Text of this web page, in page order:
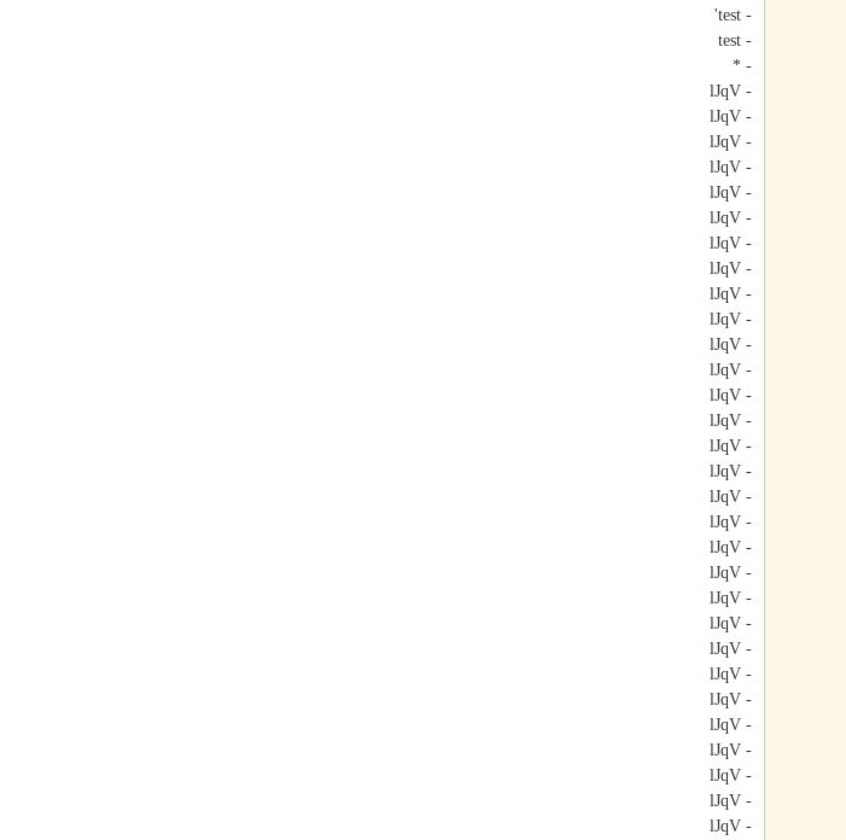
- test'
- test
- *
- lJqV
- lJqV
- lJqV
- lJqV
- lJqV
- lJqV
- lJqV
- lJqV
- lJqV
- lJqV
- lJqV
- lJqV
- lJqV
- lJqV
- lJqV
- lJqV
- lJqV
- lJqV
- lJqV
- lJqV
- lJqV
- lJqV
- lJqV
- lJqV
- lJqV
- lJqV
- lJqV
- lJqV
- lJqV
- lJqV